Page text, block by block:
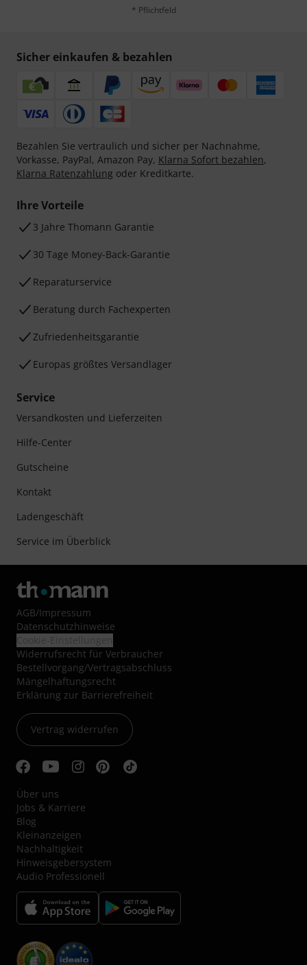
* Pflichtfeld
Sicher einkaufen & bezahlen
Bezahlen Sie vertraulich und sicher per Nachnahme,
Vorkasse, PayPal, Amazon Pay, Klarna Sofort bezahlen,
Klarna Ratenzahlung oder Kreditkarte.
Ihre Vorteile
3 Jahre Thomann Garantie
30 Tage Money-Back-Garantie
Reparaturservice
Beratung durch Fachexperten
Zufriedenheitsgarantie
Europas größtes Versandlager
Service
Versandkosten und Lieferzeiten
Hilfe-Center
Gutscheine
Kontakt
Ladengeschäft
Service im Überblick
AGB/Impressum
Datenschutzhinweise
Widerrufsrecht für Verbraucher
Bestellvorgang/Vertragsabschluss
Mängelhaftungsrecht
Erklärung zur Barrierefreiheit
Vertrag widerrufen
Über uns
Jobs & Karriere
Blog
Kleinanzeigen
Nachhaltigkeit
Hinweisgebersystem
Audio Professionell